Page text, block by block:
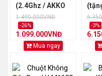
(2.4Ghz / AKKO
sw v3)
1.490.000VNĐ
-26%
1.099.000VNĐ
Mua ngay
-3%